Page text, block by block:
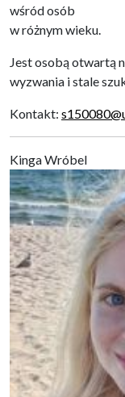
wśród osób
w różnym wieku.
Jest osobą otwartą
wyzwania i stale
Kontakt:
Kinga Wróbel